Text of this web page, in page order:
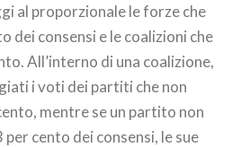
al proporzionale le forze che
dei consensi e le coalizioni che
All’interno di una coalizione,
i voti dei partiti che non
mentre se un partito non
cento dei consensi, le sue